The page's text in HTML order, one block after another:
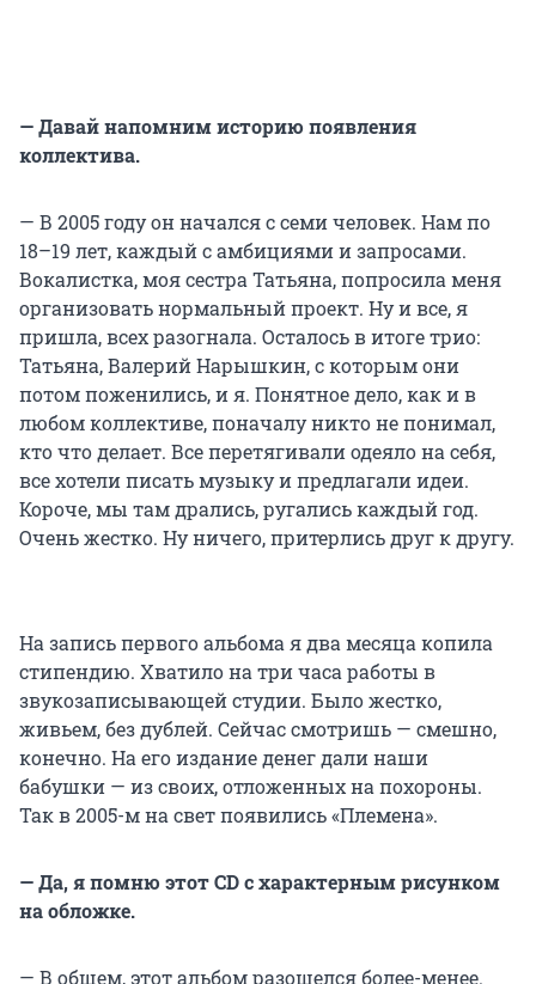
— Давай напомним историю появления
коллектива.
— В 2005 году он начался с семи человек. Нам по
18–19 лет, каждый с амбициями и запросами.
Вокалистка, моя сестра Татьяна, попросила меня
организовать нормальный проект. Ну и все, я
пришла, всех разогнала. Осталось в итоге трио:
Татьяна, Валерий Нарышкин, с которым они
потом поженились, и я. Понятное дело, как и в
любом коллективе, поначалу никто не понимал,
кто что делает. Все перетягивали одеяло на себя,
все хотели писать музыку и предлагали идеи.
Короче, мы там дрались, ругались каждый год.
Очень жестко. Ну ничего, притерлись друг к другу.
На запись первого альбома я два месяца копила
стипендию. Хватило на три часа работы в
звукозаписывающей студии. Было жестко,
живьем, без дублей. Сейчас смотришь — смешно,
конечно. На его издание денег дали наши
бабушки — из своих, отложенных на похороны.
Так в 2005-м на свет появились «Племена».
— Да, я помню этот CD c характерным рисунком
на обложке.
— В общем, этот альбом разошелся более-менее.